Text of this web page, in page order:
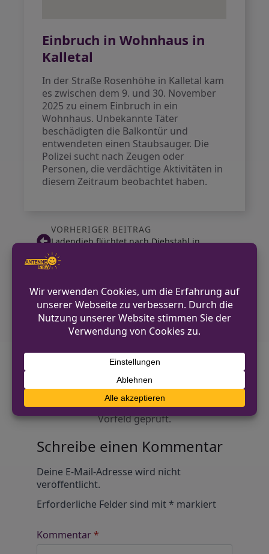
Einbruch in Wohnhaus in
Kalletal
In der Straße Rosenhöhe in Kalletal kam
es zwischen dem 9. und 30. November
2025 zu einem Einbruch in ein
Wohnhaus. Unbekannte Täter
beschädigten die Balkontür und
entwendeten einen Staubsauger. Die
Polizei sucht nach Zeugen oder
Personen, die verdächtige Aktivitäten in
diesem Zeitraum beobachtet haben.
VORHERIGER BEITRAG
Ladendieb flüchtet nach Diebstahl in
Bielefeld
Verkehrsunfallflucht beschädigt
Diskutiere mit!
Anonym und ganz ohne Anmeldezwang!
Alle Kommentare werden von unserer Redaktion im
Vorfeld geprüft.
Schreibe einen Kommentar
Deine E-Mail-Adresse wird nicht
veröffentlicht.
Erforderliche Felder sind mit* markiert
Kommentar*